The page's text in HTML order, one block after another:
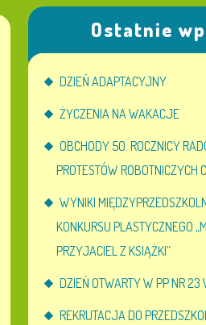
Ostatnie
DZIEŃ ADAPTACYJNY
ŻYCZENIA NA WAKACJE
OBCHODY 50. ROCZNICY
PROTESTÓW ROBOTNICZYCH
WYNIKI
KONKURSU PLASTYCZNEGO
PRZYJACIEL Z KSIĄŻKI”
DZIEŃ OTWARTY W PP NR 23
REKRUTACJA DO